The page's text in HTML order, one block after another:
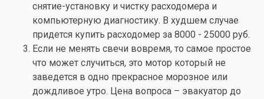
снятие-установку и чистку расходомера и
компьютерную диагностику. В худшем случае
придется купить расходомер за 8000 - 25000 руб.
Если не менять свечи вовремя, то самое простое
что может случиться, это мотор который не
заведется в одно прекрасное морозное или
дождливое утро. Цена вопроса – эвакуатор до